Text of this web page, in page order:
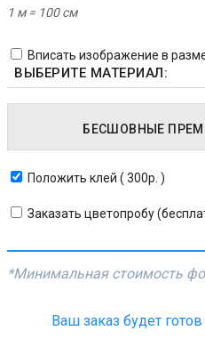
1 м = 100 см
Вписать изображение в
ВЫБЕРИТЕ МАТЕРИАЛ:
БЕСШОВНЫЕ
Положить клей ( 300р. )
Заказать цветопробу
*Минимальная стоимость
Ваш заказ будет готов